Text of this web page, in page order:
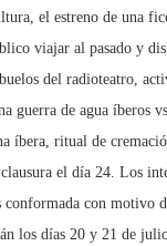
el estreno de una
viajar al pasado y
del radioteatro,
guerra de agua íberos
íbera, ritual de
el día 24. Los
con motivo
los días 20 y 21 de